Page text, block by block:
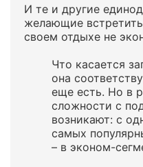
И те и другие
желающие
своем отдыхе не
Что касается
она
еще есть. Но в
сложности с
возникают: с
самых
– в эконом-